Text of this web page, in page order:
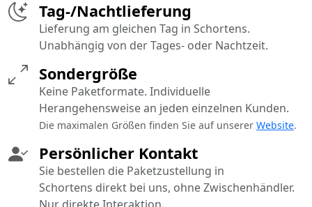
Tag-/Nachtlieferung
Lieferung am gleichen Tag in Schortens.
Unabhängig von der Tages- oder Nachtzeit.
Persönlicher Kontakt
Sie bestellen die Paketzustellung in
Schortens direkt bei uns, ohne Zwischenhändler.
Sondergröße
Keine Paketformate. Individuelle
Herangehensweise an jeden einzelnen Kunden.
Die maximalen Größen finden Sie auf unserer Website.